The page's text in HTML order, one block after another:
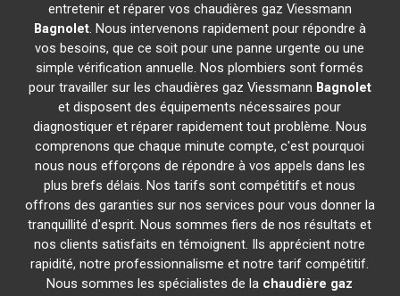
entretenir et réparer vos chaudières gaz Viessmann
Bagnolet. Nous intervenons rapidement pour répondre à
vos besoins, que ce soit pour une panne urgente ou une
simple vérification annuelle. Nos plombiers sont formés
pour travailler sur les chaudières gaz Viessmann Bagnolet
et disposent des équipements nécessaires pour
diagnostiquer et réparer rapidement tout problème. Nous
comprenons que chaque minute compte, c'est pourquoi
nous nous efforçons de répondre à vos appels dans les
plus brefs délais. Nos tarifs sont compétitifs et nous
offrons des garanties sur nos services pour vous donner la
tranquillité d'esprit. Nous sommes fiers de nos résultats et
nos clients satisfaits en témoignent. Ils apprécient notre
rapidité, notre professionnalisme et notre tarif compétitif.
Nous sommes les spécialistes de la chaudière gaz